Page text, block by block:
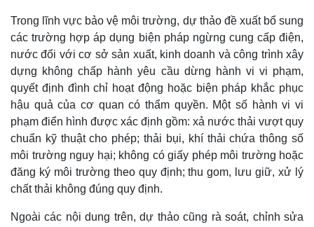
Thế giới
Quan sát
Cuộc sống đó đây
Hồ sơ
Multimedia
Video
Ảnh
E-Magazine
Infographic
Trong lĩnh vực bảo vệ môi trường, dự thảo đề xuất bổ sung
các trường hợp áp dụng biện pháp ngừng cung cấp điện,
nước đối với cơ sở sản xuất, kinh doanh và công trình xây
dựng không chấp hành yêu cầu dừng hành vi vi phạm,
quyết định đình chỉ hoạt động hoặc biện pháp khắc phục
hậu quả của cơ quan có thẩm quyền. Một số hành vi vi
phạm điển hình được xác định gồm: xả nước thải vượt quy
chuẩn kỹ thuật cho phép; thải bụi, khí thải chứa thông số
môi trường nguy hại; không có giấy phép môi trường hoặc
đăng ký môi trường theo quy định; thu gom, lưu giữ, xử lý
chất thải không đúng quy định.
Ngoài các nội dung trên, dự thảo cũng rà soát, chỉnh sửa